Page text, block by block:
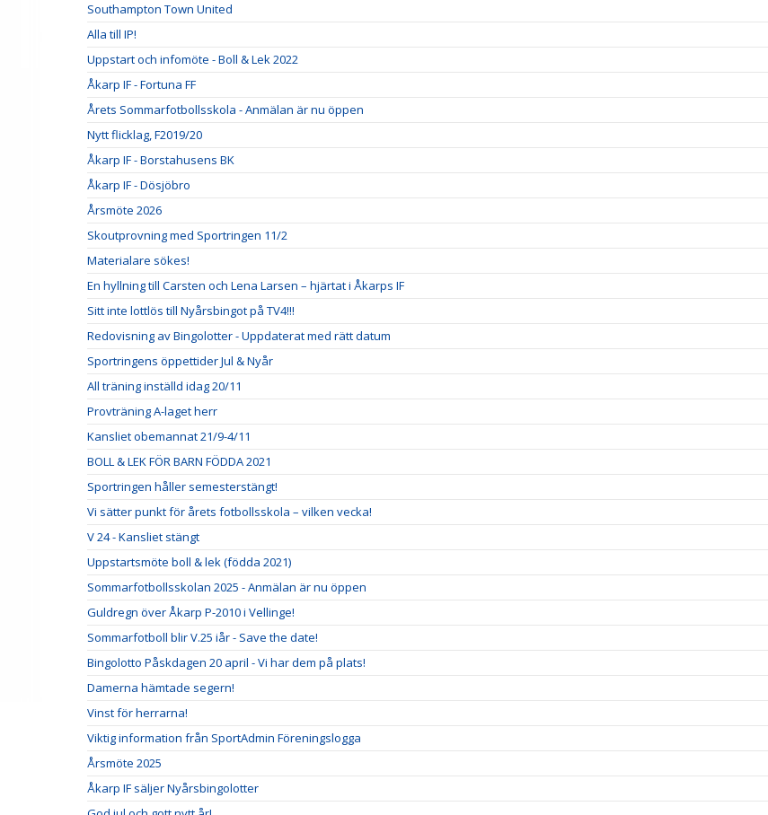
Southampton Town United
Alla till IP!
Uppstart och infomöte - Boll & Lek 2022
Åkarp IF - Fortuna FF
Årets Sommarfotbollsskola - Anmälan är nu öppen
Nytt flicklag, F2019/20
Åkarp IF - Borstahusens BK
Åkarp IF - Dösjöbro
Årsmöte 2026
Skoutprovning med Sportringen 11/2
Materialare sökes!
En hyllning till Carsten och Lena Larsen – hjärtat i Åkarps IF
Sitt inte lottlös till Nyårsbingot på TV4!!!
Redovisning av Bingolotter - Uppdaterat med rätt datum
Sportringens öppettider Jul & Nyår
All träning inställd idag 20/11
Provträning A-laget herr
Kansliet obemannat 21/9-4/11
BOLL & LEK FÖR BARN FÖDDA 2021
Sportringen håller semesterstängt!
Vi sätter punkt för årets fotbollsskola – vilken vecka!
V 24 - Kansliet stängt
Uppstartsmöte boll & lek (födda 2021)
Sommarfotbollsskolan 2025 - Anmälan är nu öppen
Guldregn över Åkarp P-2010 i Vellinge!
Sommarfotboll blir V.25 iår - Save the date!
Bingolotto Påskdagen 20 april - Vi har dem på plats!
Damerna hämtade segern!
Vinst för herrarna!
Viktig information från SportAdmin Föreningslogga
Årsmöte 2025
Åkarp IF säljer Nyårsbingolotter